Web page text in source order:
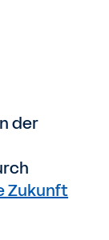
der
Zukunft